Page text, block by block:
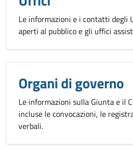
Le informazioni e i contatti degli
aperti al pubblico e gli uffici
Organi di governo
Le informazioni sulla Giunta e il
incluse le convocazioni, le
verbali.